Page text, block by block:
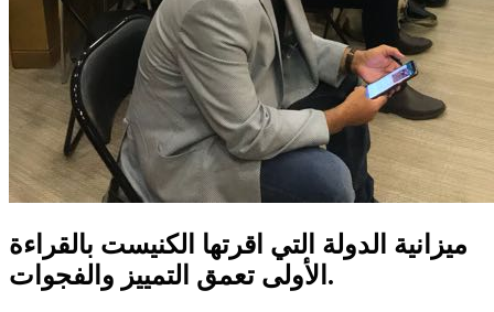
ميزانية الدولة التي اقرتها الكنيست بالقراءة
الأولى تعمق التمييز والفجوات.